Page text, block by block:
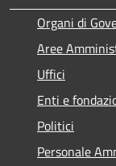
Organi di
Aree
Uffici
Enti e
Politici
Personale